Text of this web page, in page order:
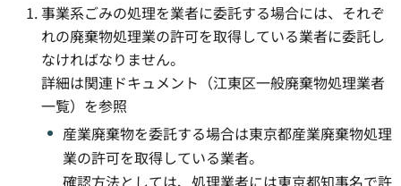
事業系ごみの処理を業者に委託する場合には、それぞ
れの廃棄物処理業の許可を取得している業者に委託し
なければなりません。
詳細は関連ドキュメント（江東区一般廃棄物処理業者
一覧）を参照
産業廃棄物を委託する場合は東京都産業廃棄物処理
業の許可を取得している業者。
確認方法としては、処理業者には東京都知事名で許